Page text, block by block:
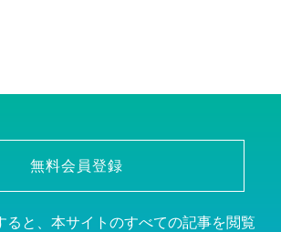
無料会員登録
ると、本サイトのすべての記事を閲覧